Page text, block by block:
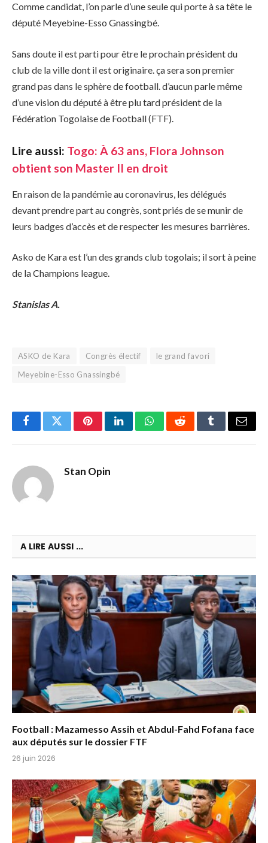
Comme candidat, l’on parle d’une seule qui porte à sa tête le
député Meyebine-Esso Gnassingbé.
Sans doute il est parti pour être le prochain président du
club de la ville dont il est originaire. ça sera son premier
grand pas dans le sphère de football. d’aucun parle même
d’une vision du député à être plu tard président de la
Fédération Togolaise de Football (FTF).
Lire aussi: Togo: À 63 ans, Flora Johnson
obtient son Master II en droit
En raison de la pandémie au coronavirus, les délégués
devant prendre part au congrès, sont priés de se munir de
leurs badges d’accès et de respecter les mesures barrières.
Asko de Kara est l’un des grands club togolais; il sort à peine
de la Champions league.
Stanislas A.
ASKO de Kara Congrès électif
le grand favori
Meyebine-Esso Gnassingbé
FacebookTwitterPinterestLinkedInWhatsAppRedditTumblrEmail
Stan Opin
A LIRE AUSSI ...
Football : Mazamesso Assih et Abdul-Fahd Fofana face
aux députés sur le dossier FTF
26 juin 2026